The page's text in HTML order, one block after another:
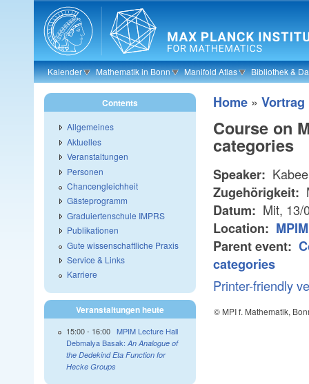
Skip to main content
Kalender Mathematik in Bonn Manifold Atlas Bibliothek &
Home » Vortrag
Course on
categories
Speaker:
Zugehörigkeit:
Datum: Mit,
Location:
Parent event:
categories
Printer-friendly
© MPI f. Mathematik,
Contents
Allgemeines
Aktuelles
Veranstaltungen
Personen
Chancengleichheit
Gästeprogramm
Graduiertenschule IMPRS
Publikationen
Gute wissenschaftliche Praxis
Service & Links
Karriere
Veranstaltungen heute
15:00- 16:00 MPIM Lecture Hall
Debmalya Basak: An Analogue of
the Dedekind Eta Function for
Hecke Groups